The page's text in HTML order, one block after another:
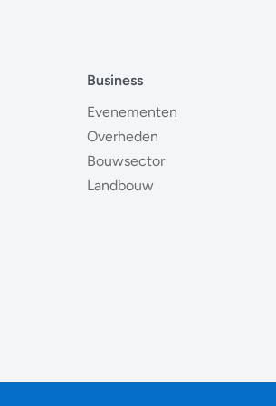
Business
Evenementen
Overheden
Bouwsector
Landbouw